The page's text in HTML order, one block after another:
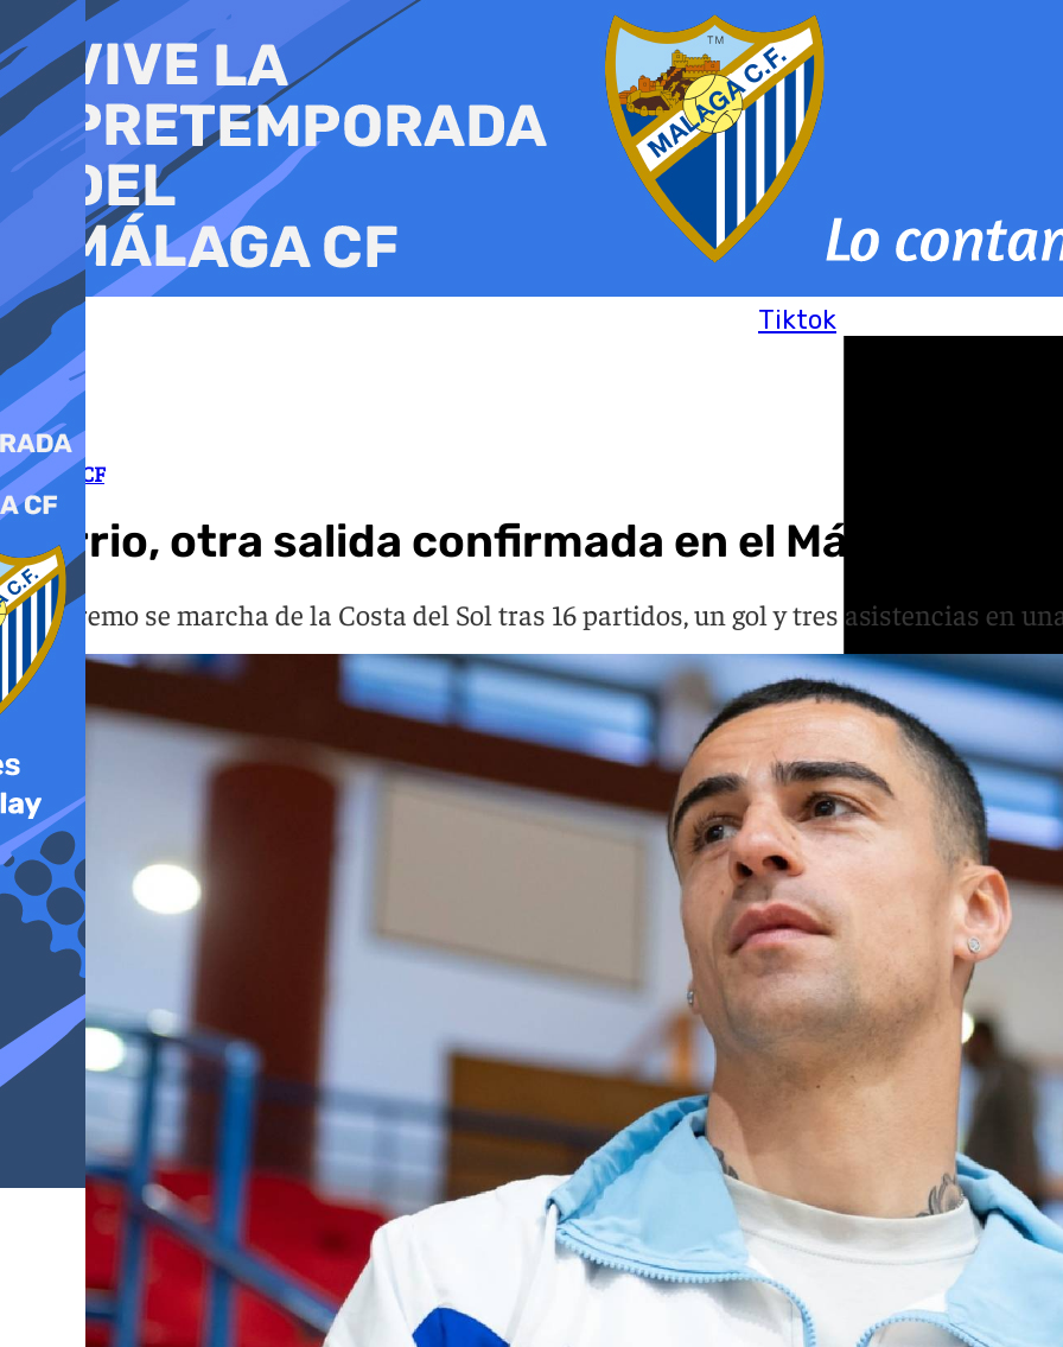
al
contenido
Tiktok
Málaga CF
Dorrio, otra salida confirmada en el Málaga
El extremo se marcha de la Costa del Sol tras 16 partidos, un gol y tres asistencias en